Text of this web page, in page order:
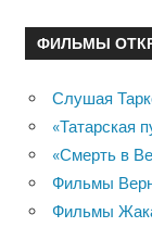
ФИЛЬМЫ
Слушая
«Татарская
«Смерть в
Фильмы
Фильмы